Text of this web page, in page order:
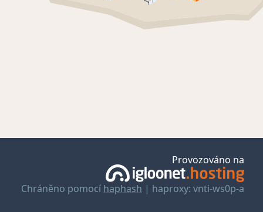
Provozováno na
Chráněno pomocí haphash | haproxy: vnti-ws0p-a